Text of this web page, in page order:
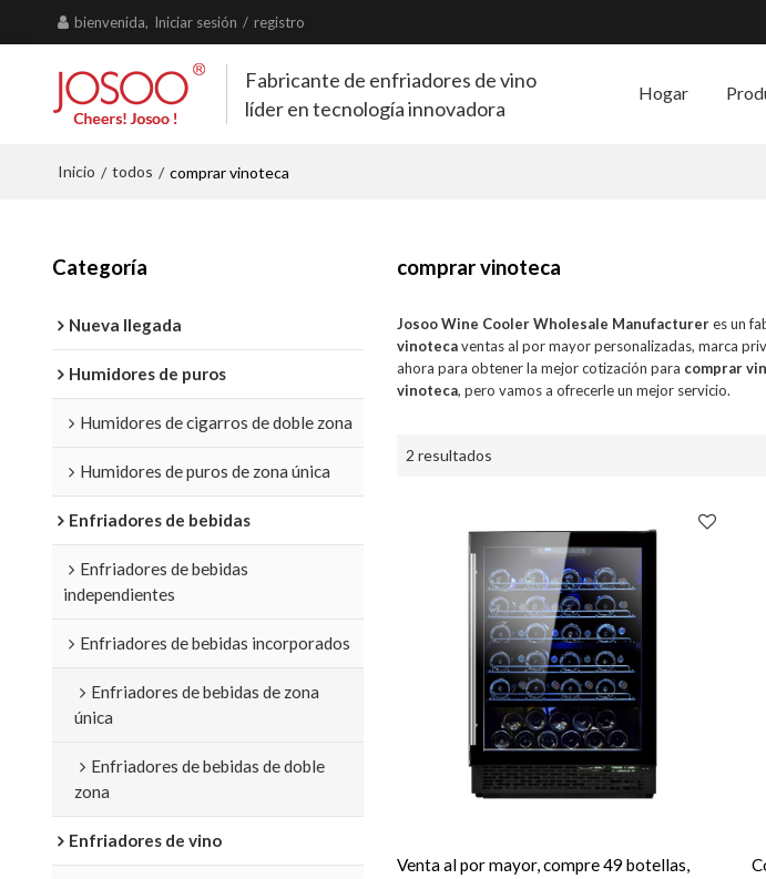
bienvenida, Iniciar sesión / registro
Fabricante de enfriadores de vino
líder en tecnología innovadora
Hogar
Inicio / todos / comprar vinoteca
Categoría
Nueva llegada
Humidores de puros
Humidores de cigarros de doble zona
Humidores de puros de zona única
Enfriadores de bebidas
Enfriadores de bebidas
independientes
Enfriadores de bebidas incorporados
Enfriadores de bebidas de zona
única
Enfriadores de bebidas de doble
zona
Enfriadores de vino
comprar vinoteca
Josoo Wine Cooler Wholesale Manufactureres un
vinotecaventas al por mayor personalizadas, marca
ahora para obtener la mejor cotización para comprar
vinoteca, pero vamos a ofrecerle un mejor servicio.
2 resultados
Venta al por mayor, compre 49 botellas,